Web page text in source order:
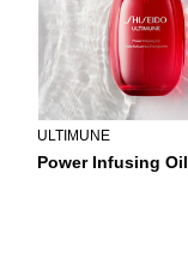
ULTIMUNE
Power Infusing Oil